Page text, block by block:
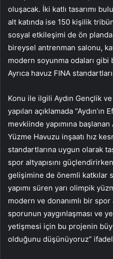
oluşacak. İki katlı tasarımı
alt katında ise 150 kişilik
sosyal etkileşimi de ön
bireysel antrenman salonu,
modern soyunma odaları gibi
Ayrıca havuz FINA
Konu ile ilgili Aydın Gençlik
yapılan açıklamada “Aydın’ın
mevkiinde yapımına başlanan
Yüzme Havuzu inşaatı hız
standartlarına uygun olarak
spor altyapısını
gelişimine de önemli katkılar
yapımı süren yarı olimpik
modern ve donanımlı bir spor
sporunun yaygınlaşması ve
yetişmesi için bu projenin
olduğunu düşünüyoruz”